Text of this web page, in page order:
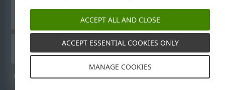
Muud ESET-i tooted
© 1992-2026ESET, spol. s r.o. – kõik õigused on kaitstud.
ACCEPT ALL AND CLOSE
ACCEPT ESSENTIAL COOKIES ONLY
MANAGE COOKIES